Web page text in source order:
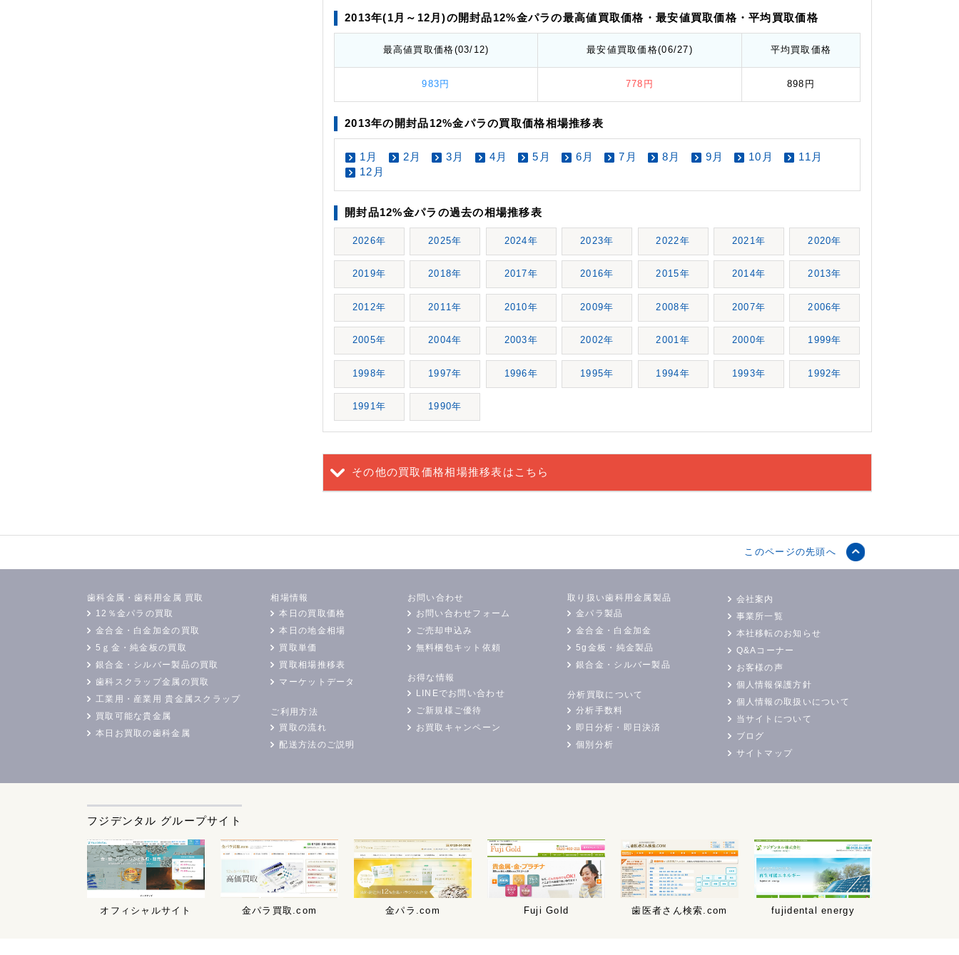
2013年(1月～12月)の開封品12%金パラの最高値買取価格 ・最安値買取価格・平均買取価格
最高値買取価格(03/12) 最安値買取価格(06/27) 平均 買取価格
983円 778円 898円
2013年の開封品12%金パラの買取価格相場推移表
1月 2月 3月 4月 5月 6月 7月 8月 9月 10月
11月
12月
開封品12%金パラの過去の相場推移表
2026年 2025年 2024年 2023年 2022年 2021年 2020年
2019年 2018年 2017年 2016年 2015年 2014年 2013年
2012年 2011年 2010年 2009年 2008年 2007年 2006年
2005年 2004年 2003年 2002年 2001年 2000年 1999年
1998年 1997年 1996年 1995年 1994年 1993年 1992年
1991年 1990年
その他の買取価格相場推移表はこちら
このページの先頭へ
歯科金属・歯科用金属 買取
12％金パラの買取
金合金・白金加金の買取
5ｇ金・純金板の買取
銀合金・シルバー製品の買取
歯科スクラップ金属の買取
工業用・産業用 貴金属スクラップ
買取可能な貴金属
本日お買取の歯科金属
相場情報
本日の買取価格
本日の地金相場
買取単価
買取相場推移表
マーケットデータ
ご利用方法
買取の流れ
配送方法のご説明
お問い合わせ
お問い合わせフォーム
ご売却申込み
無料梱包キット依頼
お得な情報
LINEでお問い合わせ
ご新規様ご優待
お買取キャンペーン
取り扱い歯科用金属製品
金パラ製品
金合金・白金加金
5g金板・純金製品
銀合金・シルバー製品
分析買取について
分析手数料
即日分析・即日決済
個別分析
会社案内
事業所一覧
本社移転のお知らせ
Q&Aコーナー
お客様の声
個人情報保護方針
個人情報の取扱いについて
当サイトについて
ブログ
サイトマップ
フジデンタル グループサイト
オフィシャルサイト 金パラ買取.com 金パラ.com Fuji Gold 歯医者さん検索.com fujidental energy